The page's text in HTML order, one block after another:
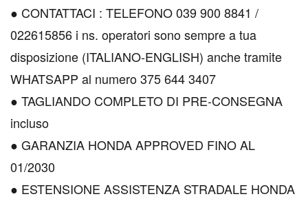
● CONTATTACI : TELEFONO 039 900 8841 /
022615856 i ns. operatori sono sempre a tua
disposizione (ITALIANO-ENGLISH) anche tramite
WHATSAPP al numero 375 644 3407
● TAGLIANDO COMPLETO DI PRE-CONSEGNA
incluso
● GARANZIA HONDA APPROVED FINO AL
01/2030
● ESTENSIONE ASSISTENZA STRADALE HONDA